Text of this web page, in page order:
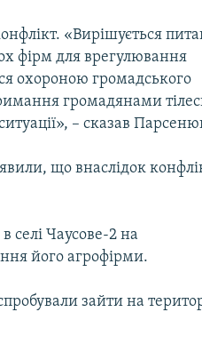
«Вирішується
фірм для врегулювання
охороною громадського
громадянами
– сказав
що внаслідок
селі Чаусове-2 на
його агрофірми.
зайти на